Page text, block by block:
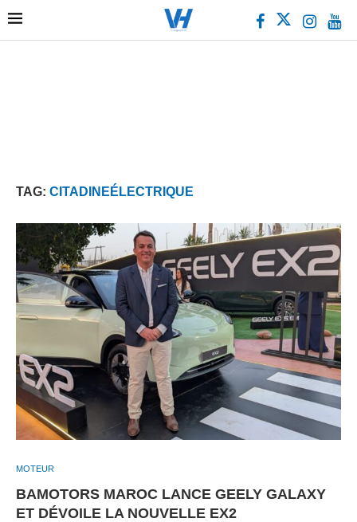
TAG: CITADINEÉLECTRIQUE
MOTEUR
BAMOTORS MAROC LANCE GEELY GALAXY
ET DÉVOILE LA NOUVELLE EX2